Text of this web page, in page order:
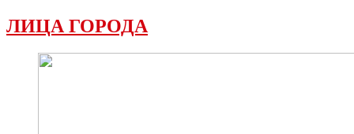
ЛИЦА ГОРОДА